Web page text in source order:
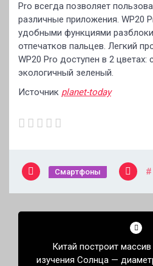
Pro всегда позволяет
различные приложения. WP20
удобными функциями
отпечатков пальцев. Легкий
WP20 Pro доступен в 2
экологичный зеленый.
Источник planet-today
Смартфоны
Навигация
записямКитай построит
изучения Солнца —